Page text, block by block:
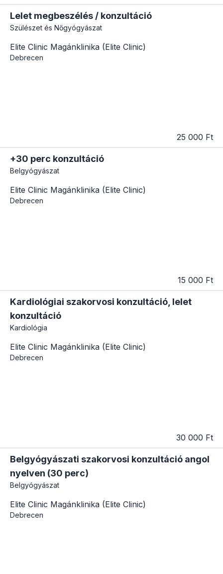
Lelet megbeszélés / konzultáció
Szülészet és Nőgyógyászat
Elite Clinic Magánklinika (Elite Clinic)
Debrecen
25 000 Ft
+30 perc konzultáció
Belgyógyászat
Elite Clinic Magánklinika (Elite Clinic)
Debrecen
15 000 Ft
Kardiológiai szakorvosi konzultáció, lelet
konzultáció
Kardiológia
Elite Clinic Magánklinika (Elite Clinic)
Debrecen
30 000 Ft
Belgyógyászati szakorvosi konzultáció angol
nyelven (30 perc)
Belgyógyászat
Elite Clinic Magánklinika (Elite Clinic)
Debrecen